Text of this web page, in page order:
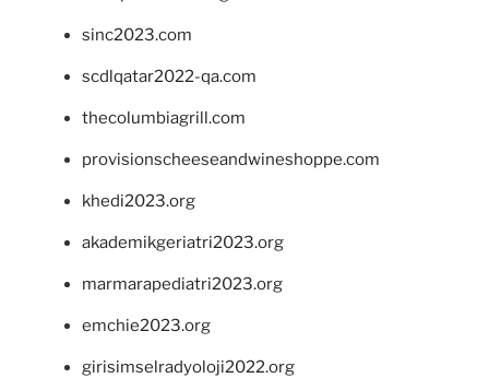
sinc2023.com
scdlqatar2022-qa.com
thecolumbiagrill.com
provisionscheeseandwineshoppe.com
khedi2023.org
akademikgeriatri2023.org
marmarapediatri2023.org
emchie2023.org
girisimselradyoloji2022.org